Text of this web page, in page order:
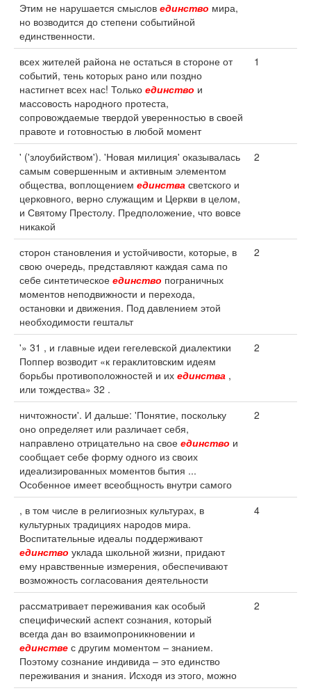
Этим не нарушается смыслов единство мира,
но возводится до степени событийной
единственности.
всех жителей района не остаться в стороне от
событий, тень которых рано или поздно
настигнет всех нас! Только единство и
массовость народного протеста,
сопровождаемые твердой уверенностью в своей
правоте и готовностью в любой момент
1
' ('злоубийством'). 'Новая милиция' оказывалась
самым совершенным и активным элементом
общества, воплощением единства светского и
церковного, верно служащим и Церкви в целом,
и Святому Престолу. Предположение, что вовсе
никакой
2
сторон становления и устойчивости, которые, в
свою очередь, представляют каждая сама по
себе синтетическое единство пограничных
моментов неподвижности и перехода,
остановки и движения. Под давлением этой
необходимости гештальт
2
'» 31 , и главные идеи гегелевской диалектики
Поппер возводит «к гераклитовским идеям
борьбы противоположностей и их единства ,
или тождества» 32 .
2
ничтожности'. И дальше: 'Понятие, поскольку
оно определяет или различает себя,
направлено отрицательно на свое единство и
сообщает себе форму одного из своих
идеализированных моментов бытия ...
Особенное имеет всеобщность внутри самого
2
, в том числе в религиозных культурах, в
культурных традициях народов мира.
Воспитательные идеалы поддерживают
единство уклада школьной жизни, придают
ему нравственные измерения, обеспечивают
возможность согласования деятельности
4
рассматривает переживания как особый
специфический аспект сознания, который
всегда дан во взаимопроникновении и
единстве с другим моментом – знанием.
Поэтому сознание индивида – это единство
переживания и знания. Исходя из этого, можно
2